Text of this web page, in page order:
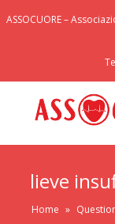
ASSOCUORE –
lieve
Home »